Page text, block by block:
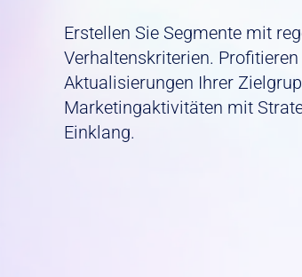
Erstellen Sie Segmente mit
Verhaltenskriterien.
Aktualisierungen Ihrer
Marketingaktivitäten mit
Einklang.